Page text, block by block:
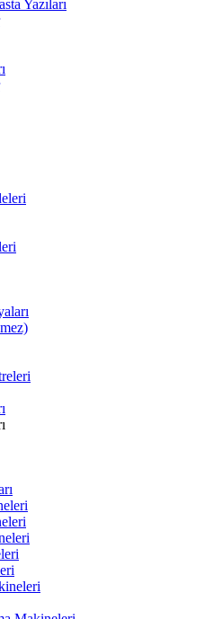
Yazıları